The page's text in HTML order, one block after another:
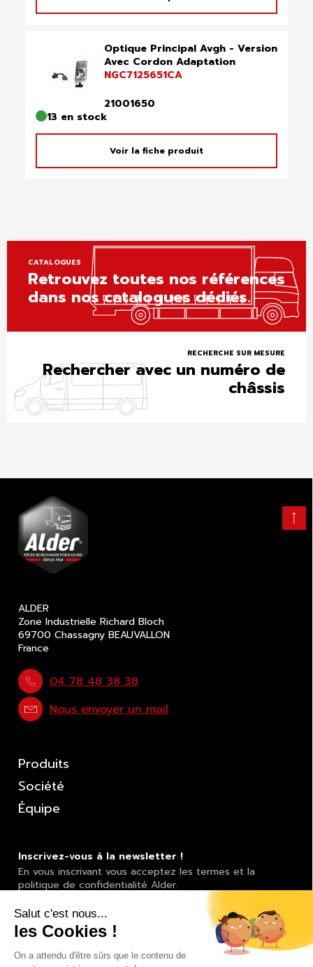
Optique Principal Avgh - Version
Avec Cordon Adaptation
NGC7125651CA
21001650
13 en stock
Voir la fiche produit
CATALOGUES
Retrouvez toutes nos références
dans nos catalogues dédiés.
RECHERCHE SUR MESURE
Rechercher avec un numéro de
châssis
Retour
haut
ALDER
Zone Industrielle Richard Bloch
69700 Chassagny BEAUVALLON
France
04 78 48 38 38
Nous envoyer un mail
Produits
Société
Équipe
Inscrivez-vous à la newsletter !
En vous inscrivant vous acceptez les termes et la
politique de confidentialité Alder.
Adresse email